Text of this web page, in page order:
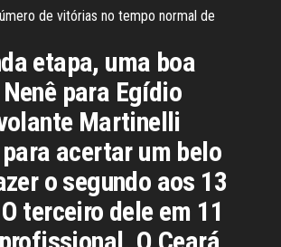
de vitórias no tempo normal de
etapa, uma boa
para Egídio
Martinelli
acertar um belo
o segundo aos 13
terceiro dele em 11